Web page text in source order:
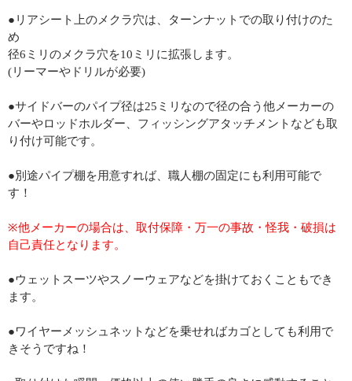
●リアシート上のメクラ穴は、ターンナットでの取り付けのた
め
径6ミリのメクラ穴を10ミリに拡張します。
(リーマーやドリルが必要)
●サイドバーのパイプ径は25ミリなので径の合う他メーカーの
バーやロッドホルダー、フィッシングアタッチメントなども取
り付け可能です。
●別途パイプ棚を用意すれば、職人棚の固定にも利用可能で
す！
※他メーカーの場合は、取付保障・万一の事故・怪我・破損は
自己責任となります。
●ウェットスーツやスノーウェアなどを掛けておくこともでき
ます。
●ワイヤーメッシュネットなどを乗せればカゴとしても利用で
きそうですね！